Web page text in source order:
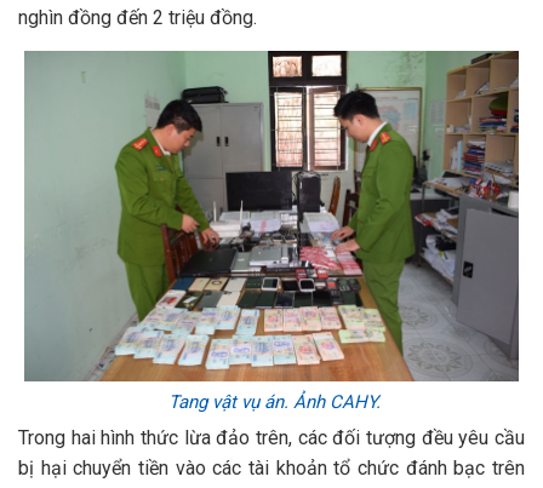
nghìn đồng đến 2 triệu đồng.
Tang vật vụ án. Ảnh CAHY.
Trong hai hình thức lừa đảo trên, các đối tượng đều yêu cầu
bị hại chuyển tiền vào các tài khoản tổ chức đánh bạc trên